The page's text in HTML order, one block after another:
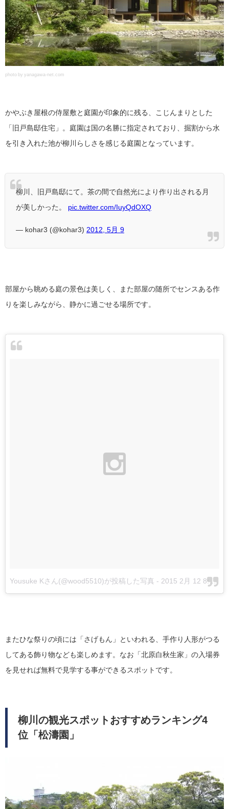
photo by yanagawa-net.com
かやぶき屋根の侍屋敷と庭園が印象的に残る、こじんまりとした
「旧戸島邸住宅」。庭園は国の名勝に指定されており、掘割から水
を引き入れた池が柳川らしさを感じる庭園となっています。
柳川、旧戸島邸にて。茶の間で自然光により作り出される月
が美しかった。 pic.twitter.com/IuyQdOXQ
— kohar3 (@kohar3) 2012, 5月 9
部屋から眺める庭の景色は美しく、また部屋の随所でセンスある作
りを楽しみながら、静かに過ごせる場所です。
Yousuke Kさん(@wood5510)が投稿した写真 - 2015 2月 12 8:26午前 PST
またひな祭りの頃には「さげもん」といわれる、手作り人形がつる
してある飾り物なども楽しめます。なお「北原白秋生家」の入場券
を見せれば無料で見学する事ができるスポットです。
柳川の観光スポットおすすめランキング4
位「松濤園」